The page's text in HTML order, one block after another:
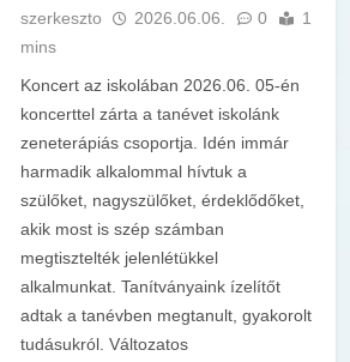
szerkeszto 2026.06.06. 0
1
mins
Koncert az iskolában 2026.06. 05-én
koncerttel zárta a tanévet iskolánk
zeneterápiás csoportja. Idén immár
harmadik alkalommal hívtuk a
szülőket, nagyszülőket, érdeklődőket,
akik most is szép számban
megtisztelték jelenlétükkel
alkalmunkat. Tanítványaink ízelítőt
adtak a tanévben megtanult, gyakorolt
tudásukról. Változatos